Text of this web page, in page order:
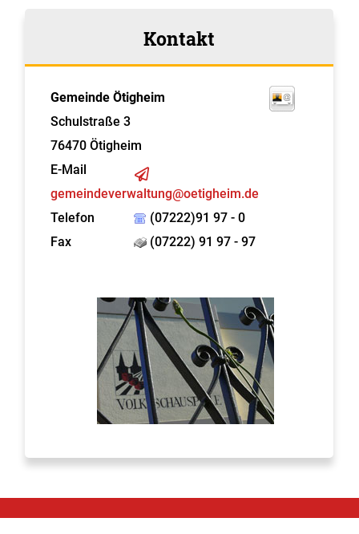
Kontakt
Gemeinde Ötigheim
Schulstraße 3
76470 Ötigheim
E-Mail
gemeindeverwaltung@oetigheim.de
Telefon
(07222)91 97 - 0
Fax
(07222) 91 97 - 97